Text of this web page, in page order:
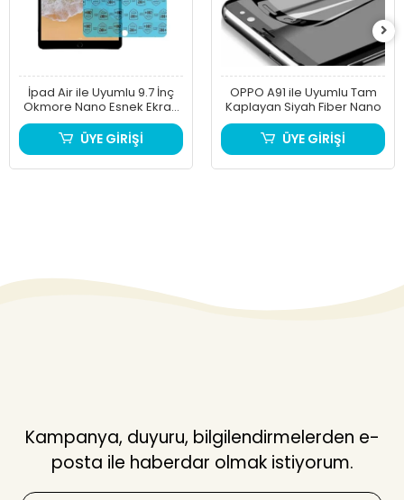
İpad Air ile Uyumlu 9.7 İnç
Okmore Nano Esnek Ekran
Koruyucu
ÜYE GİRİŞİ
OPPO A91 ile Uyumlu Tam
Kaplayan Siyah Fiber Nano
ÜYE GİRİŞİ
Kampanya, duyuru, bilgilendirmelerden e-
posta ile haberdar olmak istiyorum.